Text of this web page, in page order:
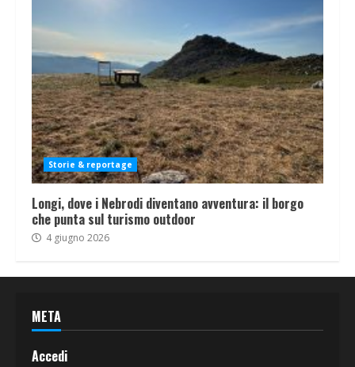
Storie & reportage
Longi, dove i Nebrodi diventano avventura: il borgo
che punta sul turismo outdoor
4 giugno 2026
META
Accedi